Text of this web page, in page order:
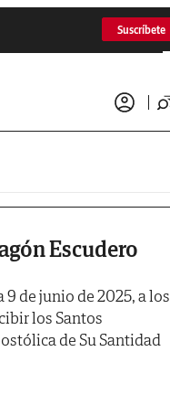
Suscríbete
Escudero
de junio de 2025, a los
los Santos
de Su Santidad